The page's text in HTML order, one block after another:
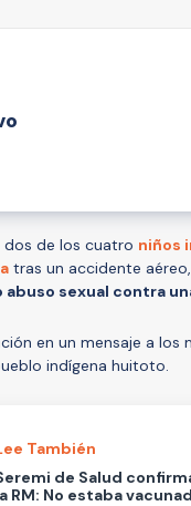
dos de los cuatro niños
tras un accidente
sexual contra
en un mensaje a los
indígena huitoto.
También
de Salud
RM: No estaba